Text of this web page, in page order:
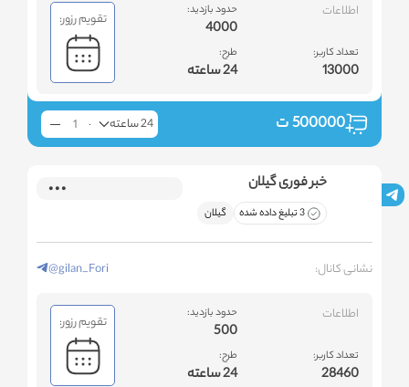
اطلاعات
تعداد کاربر:
13000
حدود بازدید:
4000
طرح:
24 ساعته
تقویم رزور:
500000ت 24 ساعته
خبر فوری گیلان
3 تبلیغ داده شده گیلان
نشانی کانال: @gilan_Fori
اطلاعات
تعداد کاربر:
28460
حدود بازدید:
500
طرح:
24 ساعته
تقویم رزور: